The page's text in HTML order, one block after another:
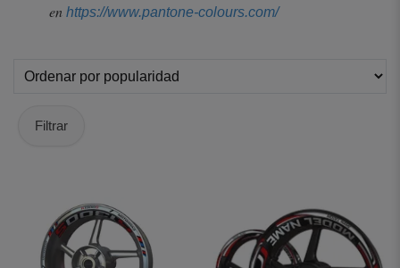
en https://www.pantone-colours.com/
Filtrar